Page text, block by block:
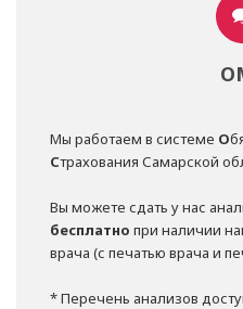
Мы работаем в системе О
Страхования Самарской
Вы можете сдать у нас
бесплатно при наличии
врача (с печатью врача и
* Перечень анализов